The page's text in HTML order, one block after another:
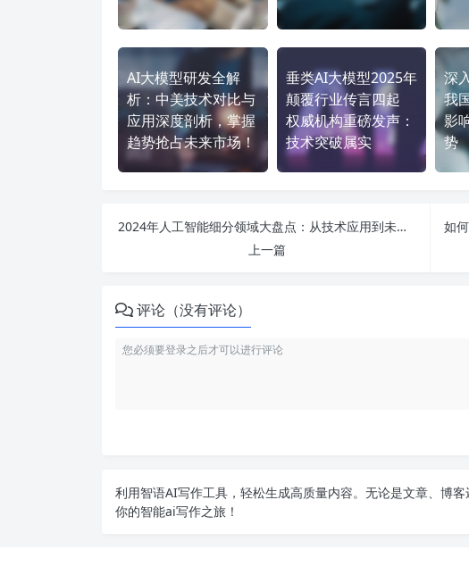
AI大模型研发全解
析：中美技术对比与
应用深度剖析，掌握
趋势抢占未来市场！
垂类AI大模型2025年
颠覆行业传言四起
权威机构重磅发声：
技术突破属实
深
我
影
势
2024年人工智能细分领域大盘点：从技术应用到未来就业的全面解析
上一篇
评论（没有评论）
利用智语AI写作工具，轻松生成高质量内容。无论是文章、博
你的智能ai写作之旅！